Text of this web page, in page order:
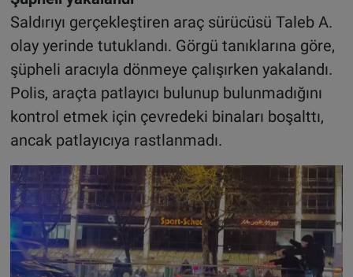
Saldırıyı gerçekleştiren araç sürücüsü Taleb A.
olay yerinde tutuklandı. Görgü tanıklarına göre,
şüpheli aracıyla dönmeye çalışırken yakalandı.
Polis, araçta patlayıcı bulunup bulunmadığını
kontrol etmek için çevredeki binaları boşalttı,
ancak patlayıcıya rastlanmadı.